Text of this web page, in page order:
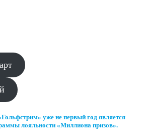
уже не первый год является
лояльности «Миллиона призов».